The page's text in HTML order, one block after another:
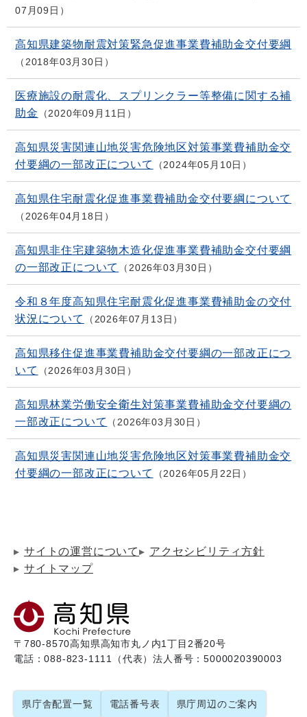
07月09日
高知県建築物耐震対策緊急促進事業費補助金交付要綱
2018年03月30日
医療施設の耐震化、スプリンクラー等整備に関する補
助金
2020年09月11日
高知県災害関連山地災害危険地区対策事業費補助金交
付要綱の一部改正について
2024年05月10日
高知県住宅耐震化促進事業費補助金交付要綱について
2026年04月18日
高知県非住宅建築物木造化促進事業費補助金交付要綱
の一部改正について
2026年03月30日
令和８年度高知県住宅耐震化促進事業費補助金の交付
状況について
2026年07月13日
高知県移住促進事業費補助金交付要綱の一部改正につ
いて
2026年03月30日
高知県林業労働安全衛生対策事業費補助金交付要綱の
一部改正について
2026年03月30日
高知県災害関連山地災害危険地区対策事業費補助金交
付要綱の一部改正について
2026年05月22日
サイトの運営について
アクセシビリティ方針
サイトマップ
〒780-8570高知県高知市丸ノ内1丁目2番20号
電話：088-823-1111（代表）法人番号：5000020390003
県庁舎配置一覧 電話番号表 県庁周辺のご案内